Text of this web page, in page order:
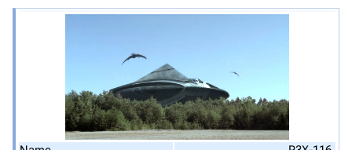
Stargate-Romane
Das Stargate-Universum
Themenportal
Personen